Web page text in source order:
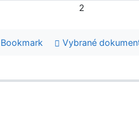
2
Bookmark Vybrané